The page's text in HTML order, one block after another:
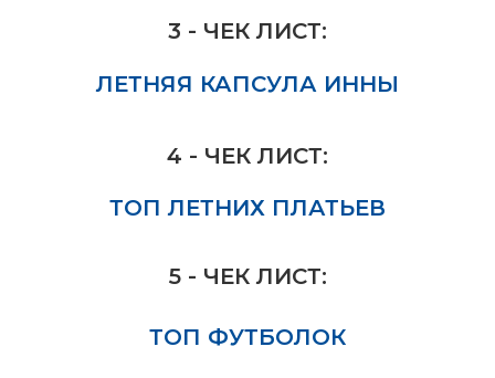
ТОП ФУТБОЛОК
ТОП ЛЕТНИХ ПЛАТЬЕВ
ЛЕТНЯЯ КАПСУЛА ИННЫ
3 - ЧЕК ЛИСТ:
5 - ЧЕК ЛИСТ:
4 - ЧЕК ЛИСТ: